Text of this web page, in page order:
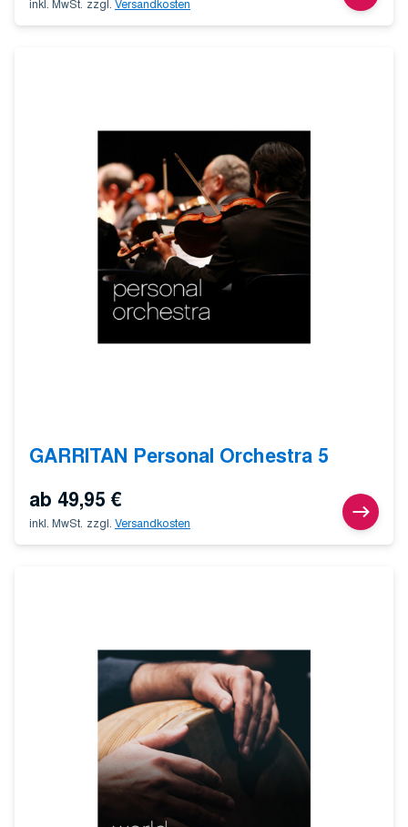
inkl. MwSt. zzgl. Versandkosten
GARRITAN Personal Orchestra 5
ab 49,95 €
inkl. MwSt. zzgl. Versandkosten